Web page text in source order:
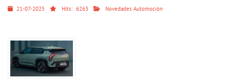
21-07-2025 Hits: 6263 Novedades Automoción